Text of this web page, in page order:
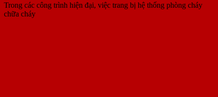
Trong các công trình hiện đại, việc trang bị hệ thống phòng cháy
chữa cháy